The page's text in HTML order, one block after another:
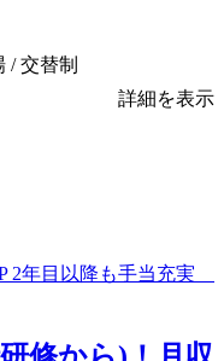
/ 交替制
詳細を表示